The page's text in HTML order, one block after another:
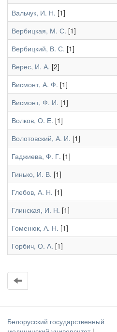
Вальчук, И. Н. [1]
Вербицкая, М. С. [1]
Вербицкий, В. С. [1]
Верес, И. А. [2]
Висмонт, А. Ф. [1]
Висмонт, Ф. И. [1]
Волков, О. Е. [1]
Волотовский, А. И. [1]
Гаджиева, Ф. Г. [1]
Гинько, И. В. [1]
Глебов, А. Н. [1]
Глинская, И. Н. [1]
Гоменюк, А. Н. [1]
Горбич, О. А. [1]
Белорусский государственный